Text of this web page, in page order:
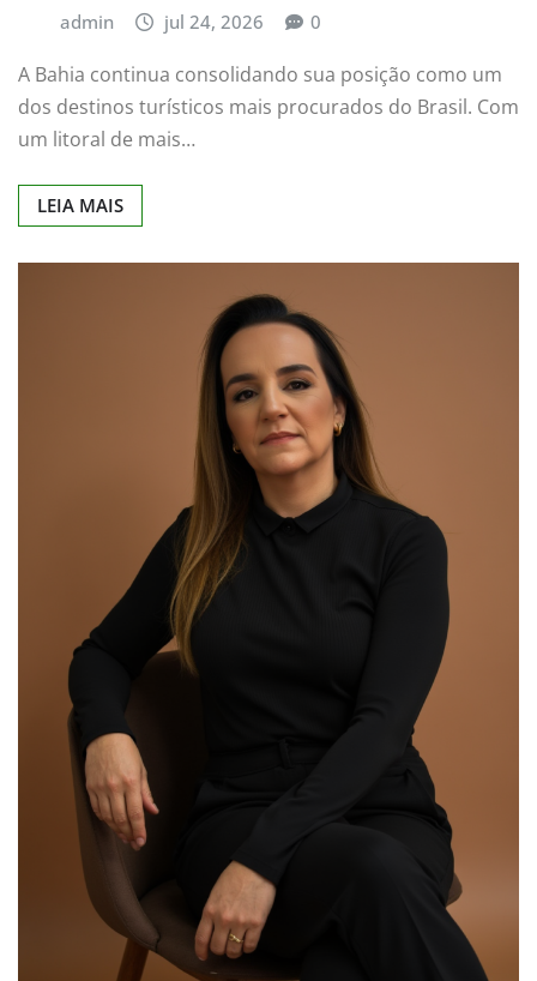
admin jul 24, 2026 0
A Bahia continua consolidando sua posição como um
dos destinos turísticos mais procurados do Brasil. Com
um litoral de mais…
LEIA MAIS